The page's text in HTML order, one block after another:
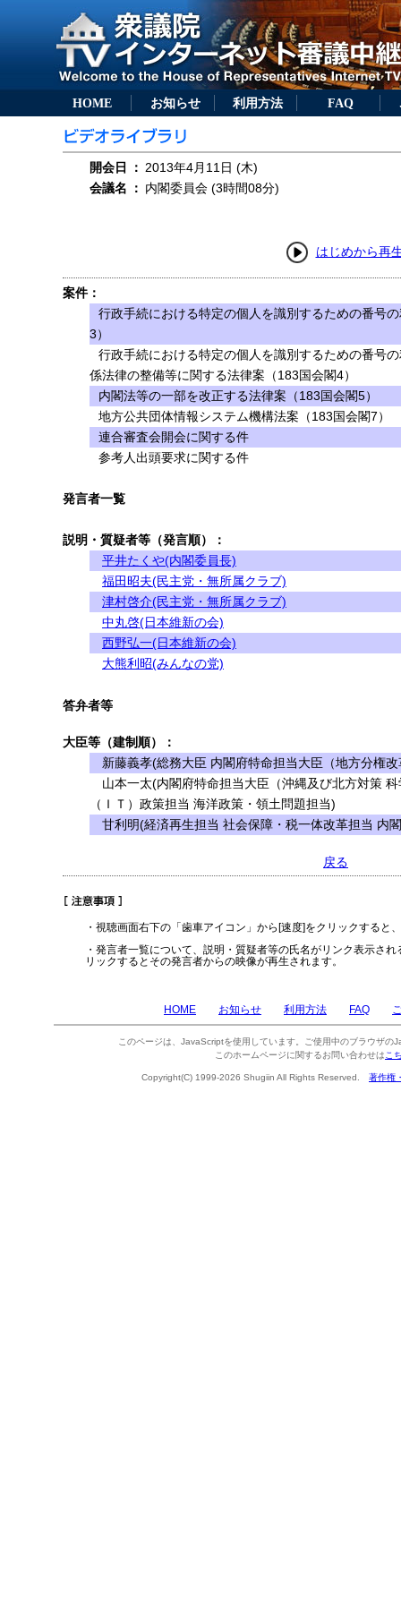
HOME お知らせ 利用方法 FAQ
開会日 ： 2013年4月11日 (木)
会議名
： 内閣委員会 (3時間08分)
はじめから再
案件：
行政手続における特定の個人を識別するための番号
3）
行政手続における特定の個人を識別するための番号
係法律の整備等に関する法律案（183国会閣4）
内閣法等の一部を改正する法律案（183国会閣5）
地方公共団体情報システム機構法案（183国会閣7）
連合審査会開会に関する件
参考人出頭要求に関する件
発言者一覧
説明・質疑者等（発言順）：
平井たくや(内閣委員長)
福田昭夫(民主党・無所属クラブ)
津村啓介(民主党・無所属クラブ)
中丸啓(日本維新の会)
西野弘一(日本維新の会)
大熊利昭(みんなの党)
答弁者等
大臣等（建制順）：
新藤義孝(総務大臣 内閣府特命担当大臣（地方分権
山本一太(内閣府特命担当大臣（沖縄及び北方対策
（ＩＴ）政策担当 海洋政策・領土問題担当)
甘利明(経済再生担当 社会保障・税一体改革担当 内
戻る
・視聴画面右下の「歯車アイコン」から[速度]をクリックすると
・発言者一覧について、説明・質疑者等の氏名がリンク表示さ
リックするとその発言者からの映像が再生されます。
HOME お知らせ 利用方法 FAQ
このページは、JavaScriptを使用しています。ご使用中のブラウザの
このホームページに関するお問い合わせは こ
Copyright(C) 1999-2026 Shugiin All Rights Reserved. 著作権